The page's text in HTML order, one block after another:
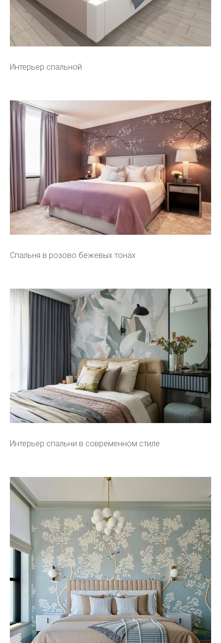
Интерьер спальной
Спальня в розово бежевых тонах
Интерьер спальни в современном стиле